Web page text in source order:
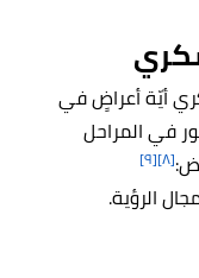
أيّة أعراضٍ في
في المراحل
[٨] [٩]
الرؤية.